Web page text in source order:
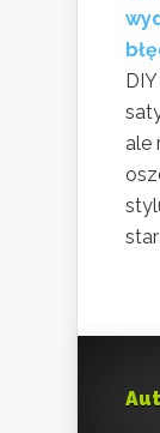
ale